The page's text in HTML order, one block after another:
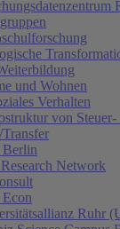
und Wohnen
Verhalten
von Steuer-
Network
Ruhr